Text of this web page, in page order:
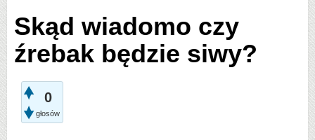
Skąd wiadomo czy
źrebak będzie siwy?
0
głosów